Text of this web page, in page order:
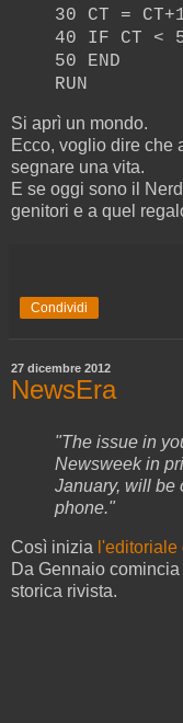
30 CT =
40 IF CT < 5
50 END
RUN
Si aprì un mondo.
Ecco, voglio dire che
segnare una vita.
E se oggi sono il
genitori e a quel
Condividi
27 dicembre 2012
NewsEra
"The issue in
Newsweek in
January, will be
phone."
Così inizia
Da Gennaio
storica rivista.